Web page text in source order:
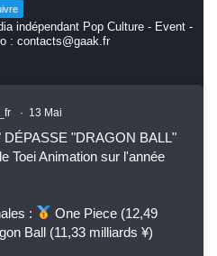
indépendant Pop Culture - Event -
: contacts@gaak.fr
· 13 Mai
DÉPASSE "DRAGON BALL"
Toei Animation sur l'année
:
One Piece (12,49
Ball (11,33 milliards ¥)